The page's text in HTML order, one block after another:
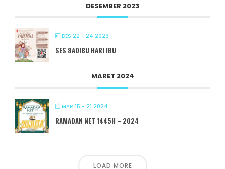
DESEMBER 2023
DES 22 - 24 2023
SES 8A0IBU HARI IBU
MARET 2024
MAR 15 - 21 2024
RAMADAN NET 1445H – 2024
LOAD MORE